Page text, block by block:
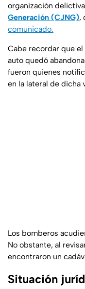
organización delictiva
Generación (CJNG),
comunicado.
Cabe recordar que
auto quedó
fueron quienes
en la lateral de dicha
Los bomberos
No obstante, al
encontraron un
Situación